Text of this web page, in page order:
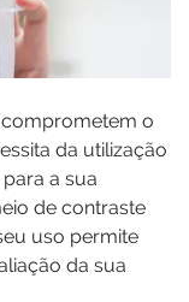
o
da utilização
a sua
de contraste
uso permite
da sua